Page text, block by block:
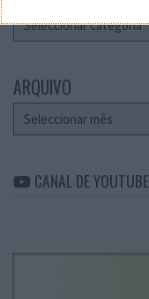
ARQUIVO
Arquivo
CANAL DE YOUTUBE